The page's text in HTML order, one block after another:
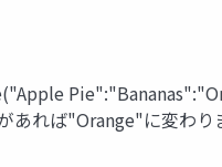
れば"Orange"に変わり